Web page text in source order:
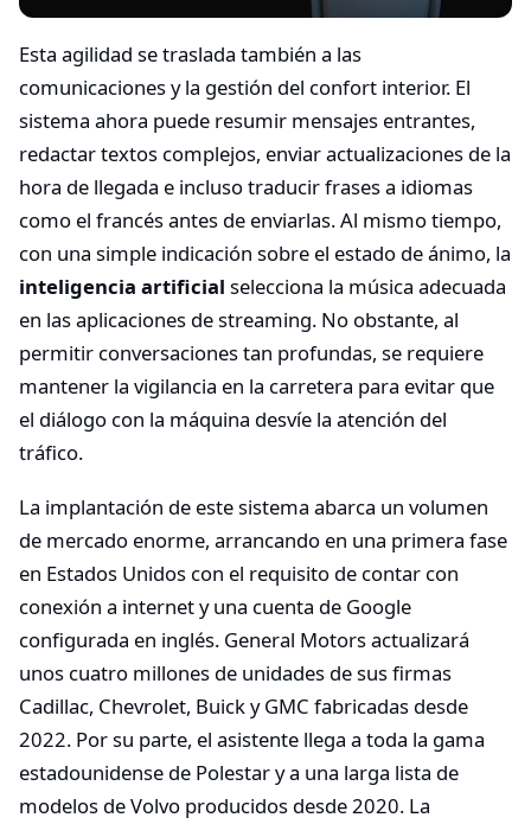
Esta agilidad se traslada también a las
comunicaciones y la gestión del confort interior. El
sistema ahora puede resumir mensajes entrantes,
redactar textos complejos, enviar actualizaciones de la
hora de llegada e incluso traducir frases a idiomas
como el francés antes de enviarlas. Al mismo tiempo,
con una simple indicación sobre el estado de ánimo, la
inteligencia artificial selecciona la música adecuada
en las aplicaciones de streaming. No obstante, al
permitir conversaciones tan profundas, se requiere
mantener la vigilancia en la carretera para evitar que
el diálogo con la máquina desvíe la atención del
tráfico.
La implantación de este sistema abarca un volumen
de mercado enorme, arrancando en una primera fase
en Estados Unidos con el requisito de contar con
conexión a internet y una cuenta de Google
configurada en inglés. General Motors actualizará
unos cuatro millones de unidades de sus firmas
Cadillac, Chevrolet, Buick y GMC fabricadas desde
2022. Por su parte, el asistente llega a toda la gama
estadounidense de Polestar y a una larga lista de
modelos de Volvo producidos desde 2020. La